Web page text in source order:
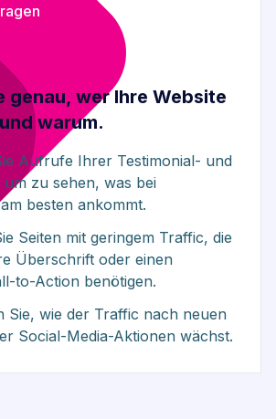
genau, wer Ihre Website
warum.
Aufrufe Ihrer Testimonial- und
um zu sehen, was bei
besten ankommt.
Seiten mit geringem Traffic, die
Überschrift oder einen
to-Action benötigen.
Sie, wie der Traffic nach neuen
Social-Media-Aktionen wächst.